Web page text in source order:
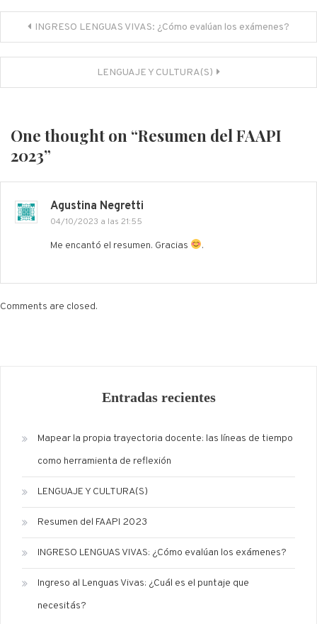
Navegación
de
INGRESO LENGUAS VIVAS: ¿Cómo evalúan los exámenes?
LENGUAJE Y CULTURA(S)
One thought on “Resumen del FAAPI
2023”
Agustina Negretti
04/10/2023 a las 21:55
Me encantó el resumen. Gracias .
Comments are closed.
Entradas recientes
Mapear la propia trayectoria docente: las líneas de tiempo
como herramienta de reflexión
LENGUAJE Y CULTURA(S)
Resumen del FAAPI 2023
INGRESO LENGUAS VIVAS: ¿Cómo evalúan los exámenes?
Ingreso al Lenguas Vivas: ¿Cuál es el puntaje que
necesitás?